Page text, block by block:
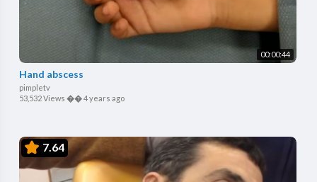
00:00:44
Hand abscess
pimpletv
53,532 Views ��4 years ago
7.64